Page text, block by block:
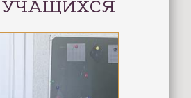
УЧАЩИХСЯ